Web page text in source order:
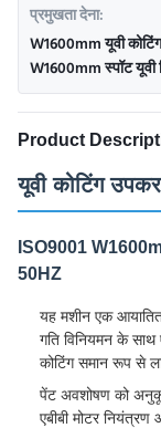
प्रमुखता देना:
W1600mm यूवी
W1600mm स्पॉट यूवी
Product
यूवी कोटिंग
ISO9001
50HZ
यह मशीन एक
गति विनियमन के साथ
कोटिंग समान रूप से
पेंट अवशोषण को
एबीबी मोटर नियंत्रण